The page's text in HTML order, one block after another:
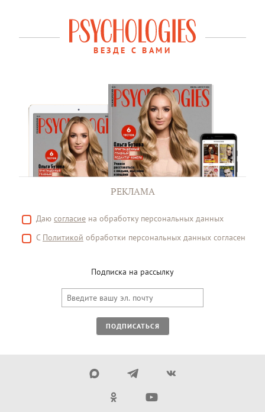
ВЕЗДЕ С ВАМИ
РЕКЛАМА
Даю согласие на обработку персональных данных
С Политикой обработки персональных данных согласен
Подписка на рассылку
ПОДПИСАТЬСЯ